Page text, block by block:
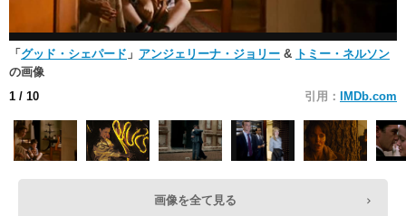
「 グッド・シェパード 」 アンジェリーナ・ジョリー & トミー・ネルソン
の画像
1 / 10 引用： IMDb.com
画像を全て見る